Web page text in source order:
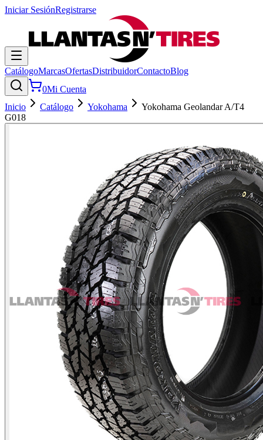
Iniciar SesiónRegistrarse
CatálogoMarcasOfertasDistribuidorContactoBlog
0Mi Cuenta
Inicio
Catálogo Yokohama
Yokohama Geolandar A/T4
G018